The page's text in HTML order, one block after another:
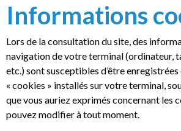
Informations
Lors de la consultation du site, des
navigation de votre terminal (ordinateur,
etc.) sont susceptibles d’être
« cookies » installés sur votre terminal,
que vous auriez exprimés concernant les
pouvez modifier à tout moment.